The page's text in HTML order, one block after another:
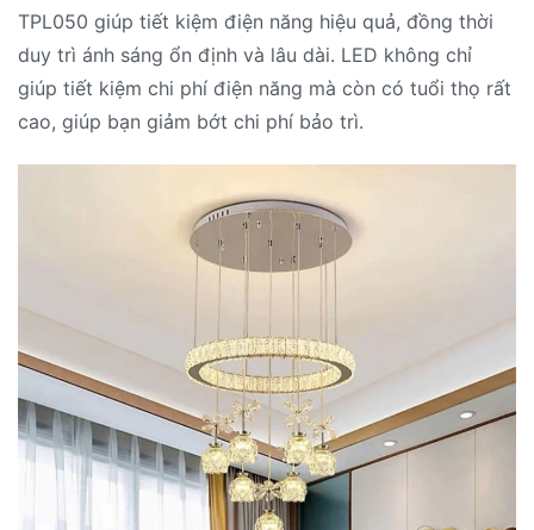
TPL050 giúp tiết kiệm điện năng hiệu quả, đồng thời
duy trì ánh sáng ổn định và lâu dài. LED không chỉ
giúp tiết kiệm chi phí điện năng mà còn có tuổi thọ rất
cao, giúp bạn giảm bớt chi phí bảo trì.